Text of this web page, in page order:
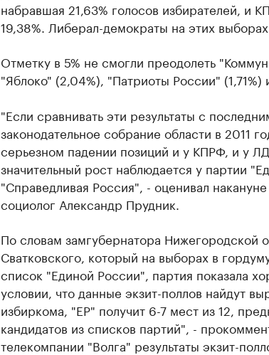
набравшая 21,63% голосов избирателей, и
19,38%. Либерал-демократы на этих выборах
Отметку в 5% не смогли преодолеть
"Яблоко" (2,04%), "Патриоты России" (1,71%)
"Если сравнивать эти результаты с
законодательное собрание области в 2011
серьезном падении позиций и у КПРФ, и у
значительный рост наблюдается у партии
"Справедливая Россия", - оценивал накануне
социолог Александр Прудник.
По словам замгубернатора Нижегородской
Сватковского, который на выборах в
список "Единой России", партия показала
условии, что данные экзит-поллов найдут
избиркома, "ЕР" получит 6-7 мест из 12,
кандидатов из списков партий", -
телекомпании "Волга" результаты экзит-